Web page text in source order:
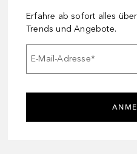
Erfahre ab sofort alles
Trends und Angebote.
E-Mail-Adresse*